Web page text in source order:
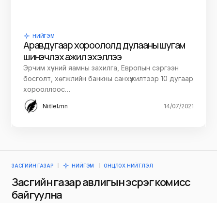
НИЙГЭМ
Аравдугаар хороололд дулааны шугам
шинэчлэх ажил эхэллээ
Эрчим хүчний яамны захилга, Европын сэргээн
босголт, хөгжлийн банкны санхүүжилтээр 10 дугаар
хорооллоос…
Niitlel.mn 14/07/2021
ЗАСГИЙН ГАЗАР НИЙГЭМ ОНЦЛОХ НИЙТЛЭЛ
Засгийн газар авлигын эсрэг комисс
байгуулна